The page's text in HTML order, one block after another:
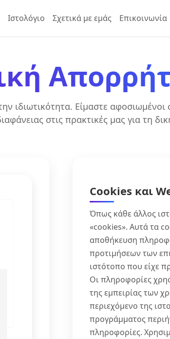
Ιστολόγιο Σχετικά με εμάς Επικοινωνία
ιδιωτικότητα. Είμαστε
στις πρακτικές μας για τη
Cookies και
Όπως κάθε άλλος
«cookies». Αυτά τα
αποθήκευση
προτιμήσεων των
ιστότοπο που είχε
Οι πληροφορίες
της εμπειρίας των
περιεχόμενο της
προγράμματος
πληροφορίες.